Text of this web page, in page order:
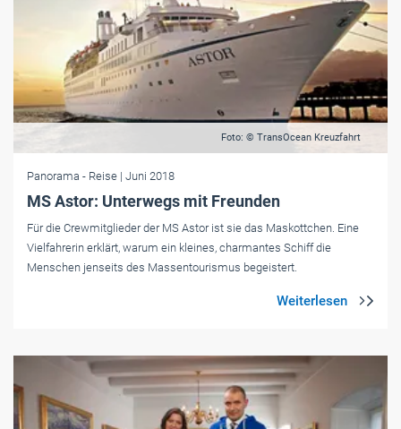
Foto: © TransOcean Kreuzfahrt
Panorama - Reise | Juni 2018
MS Astor: Unterwegs mit Freunden
Für die Crewmitglieder der MS Astor ist sie das Maskottchen. Eine
Vielfahrerin erklärt, warum ein kleines, charmantes Schiff die
Menschen jenseits des Massentourismus begeistert.